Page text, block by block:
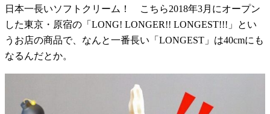
日本一長いソフトクリーム！ こちら2018年3月にオープン
した東京・原宿の「LONG! LONGER!! LONGEST!!!」とい
うお店の商品で、なんと一番長い「LONGEST」は40cmにも
なるんだとか。